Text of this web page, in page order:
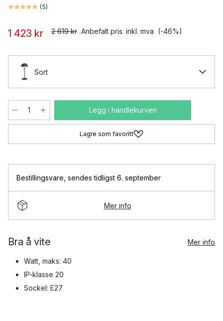
(5)
1 423 kr 2 619 kr Anbefalt pris. inkl. mva (-46%)
Sort
Legg i handlekurven
Lagre som favoritt
Bestillingsvare sendes tidligst 6. september
Mer info
Bra å vite Mer info
Watt, maks: 40
IP-klasse 20
Sockel: E27